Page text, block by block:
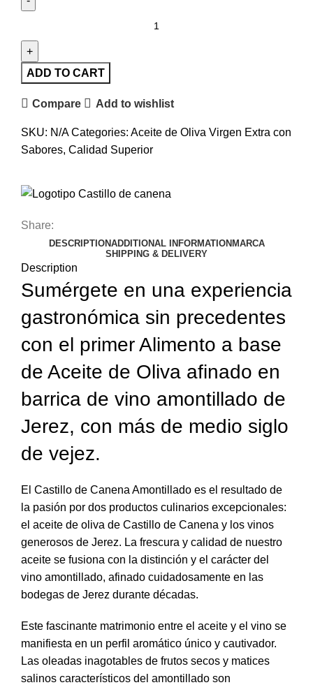
ADD TO CART
Compare Add to wishlist
SKU: N/ACategories: Aceite de Oliva Virgen Extra con
Sabores, Calidad Superior
Share:
DESCRIPTIONADDITIONAL INFORMATIONMARCA
SHIPPING & DELIVERY
Description
Sumérgete en una experiencia
gastronómica sin precedentes
con el primer Alimento a base
de Aceite de Oliva afinado en
barrica de vino amontillado de
Jerez, con más de medio siglo
de vejez.
El Castillo de Canena Amontillado es el resultado de
la pasión por dos productos culinarios excepcionales:
el aceite de oliva de Castillo de Canena y los vinos
generosos de Jerez. La frescura y calidad de nuestro
aceite se fusiona con la distinción y el carácter del
vino amontillado, afinado cuidadosamente en las
bodegas de Jerez durante décadas.
Este fascinante matrimonio entre el aceite y el vino se
manifiesta en un perfil aromático único y cautivador.
Las oleadas inagotables de frutos secos y matices
salinos característicos del amontillado son